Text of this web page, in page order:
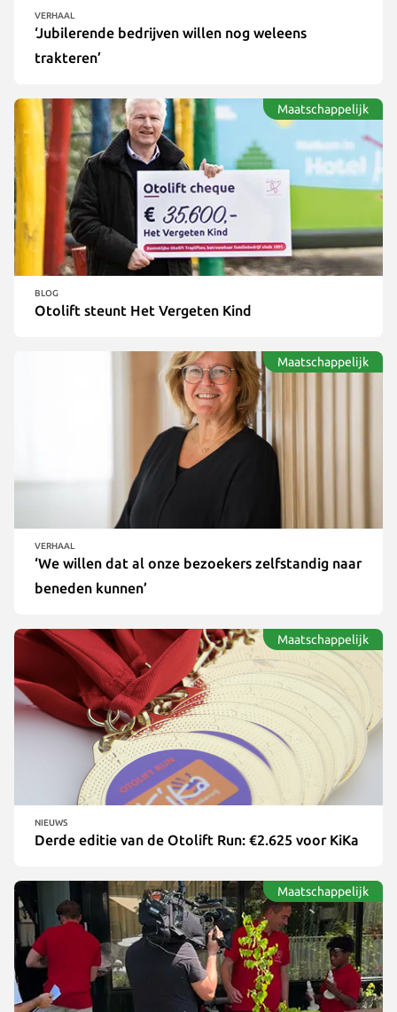
VERHAAL
‘Jubilerende bedrijven willen nog weleens
trakteren’
Maatschappelijk
BLOG
Otolift steunt Het Vergeten Kind
Maatschappelijk
VERHAAL
‘We willen dat al onze bezoekers zelfstandig naar
beneden kunnen’
Maatschappelijk
NIEUWS
Derde editie van de Otolift Run: €2.625 voor KiKa
Maatschappelijk